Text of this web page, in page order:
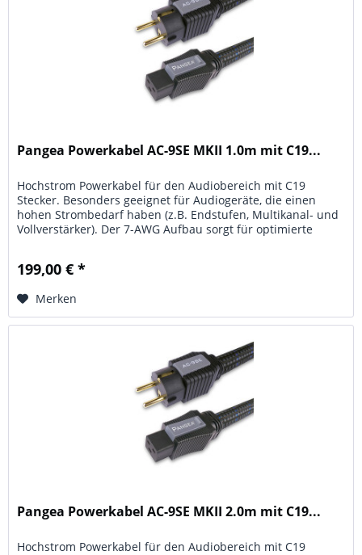
Pangea Powerkabel AC-9SE MKII 1.0m mit C19...
Hochstrom Powerkabel für den Audiobereich mit C19
Stecker. Besonders geeignet für Audiogeräte, die einen
hohen Strombedarf haben (z.B. Endstufen, Multikanal- und
Vollverstärker). Der 7-AWG Aufbau sorgt für optimierte
199,00 € *
Merken
Pangea Powerkabel AC-9SE MKII 2.0m mit C19...
Hochstrom Powerkabel für den Audiobereich mit C19